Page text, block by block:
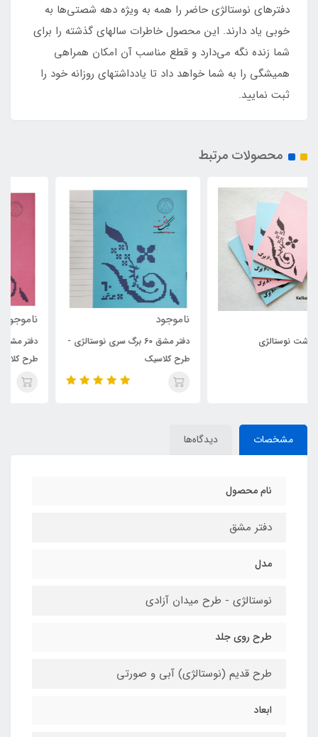
دفترهای نوستالژی حاضر را همه به ویژه دهه شصتی‌ها به
خوبی یاد دارند. این محصول خاطرات سالهای گذشته را برای
شما زنده نگه‌ می‌دارد و قطع مناسب آن امکان همراهی
همیشگی را به شما خواهد داد تا یادداشتهای روزانه خود را
ثبت نمایید.
محصولات مرتبط
دفتر مشق 60 برگ سری نوستالژی -
دفتر مشق 40 برگ سری نوستالژی -
مشخصات دیدگاه‌ها
نام محصول
دفتر مشق
مدل
نوستالژی - طرح میدان آزادی
طرح روی جلد
طرح قدیم (نوستالژی) آبی و صورتی
ابعاد